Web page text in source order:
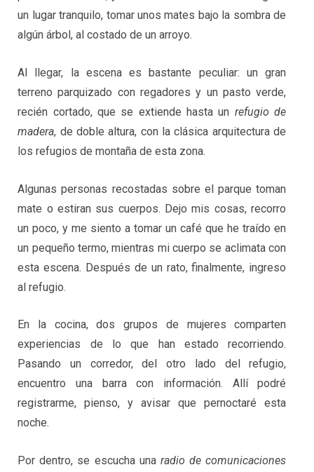
un lugar tranquilo, tomar unos mates bajo la sombra de
algún árbol, al costado de un arroyo.
Al llegar, la escena es bastante peculiar: un gran
terreno parquizado con regadores y un pasto verde,
recién cortado, que se extiende hasta un refugio de
madera, de doble altura, con la clásica arquitectura de
los refugios de montaña de esta zona.
Algunas personas recostadas sobre el parque toman
mate o estiran sus cuerpos. Dejo mis cosas, recorro
un poco, y me siento a tomar un café que he traído en
un pequeño termo, mientras mi cuerpo se aclimata con
esta escena. Después de un rato, finalmente, ingreso
al refugio.
En la cocina, dos grupos de mujeres comparten
experiencias de lo que han estado recorriendo.
Pasando un corredor, del otro lado del refugio,
encuentro una barra con información. Allí podré
registrarme, pienso, y avisar que pernoctaré esta
noche.
Por dentro, se escucha una radio de comunicaciones